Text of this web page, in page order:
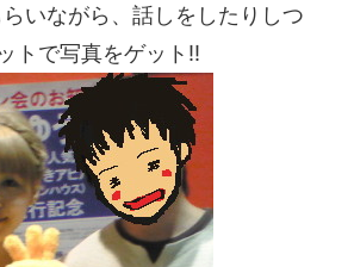
いながら、話しをしたりしつ
トで写真をゲット!!